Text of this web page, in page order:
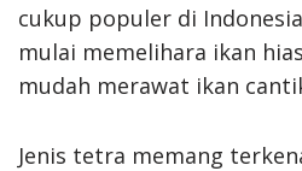
cukup populer di
mulai memelihara ikan
mudah merawat ikan
Jenis tetra memang